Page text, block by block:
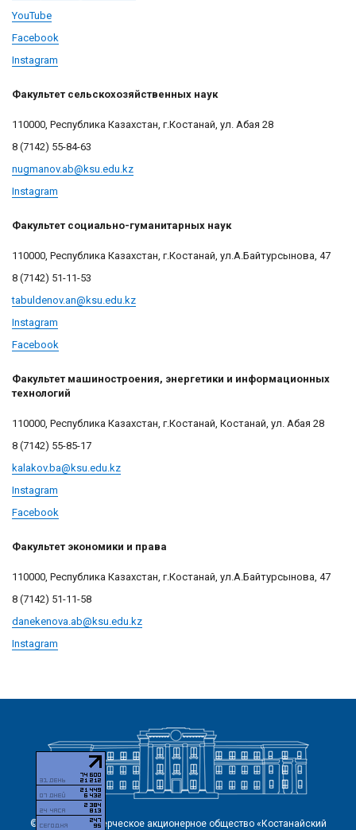
YouTube
Facebook
Instagram
Факультет сельскохозяйственных наук
110000, Республика Казахстан, г.Костанай, ул. Абая 28
8 (7142) 55-84-63
nugmanov.ab@ksu.edu.kz
Instagram
Факультет социально-гуманитарных наук
110000, Республика Казахстан, г.Костанай, ул.А.Байтурсынова, 47
8 (7142) 51-11-53
tabuldenov.an@ksu.edu.kz
Instagram
Facebook
Факультет машиностроения, энергетики и информационных
технологий
110000, Республика Казахстан, г.Костанай, Костанай, ул. Абая 28
8 (7142) 55-85-17
kalakov.ba@ksu.edu.kz
Instagram
Facebook
Факультет экономики и права
110000, Республика Казахстан, г.Костанай, ул.А.Байтурсынова, 47
8 (7142) 51-11-58
danekenova.ab@ ksu.edu.kz
Instagram
© 2026 Некоммерческое акционерное общество «Костанайский